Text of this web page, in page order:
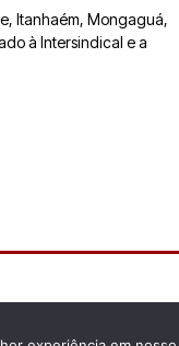
Itanhaém, Mongaguá,
à Intersindical e a